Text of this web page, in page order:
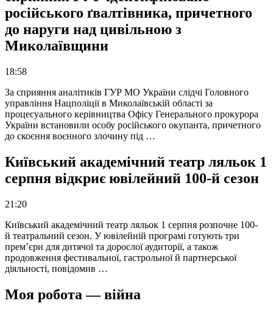
російського ґвалтівника, причетного
до наруги над цивільною з
Миколаївщини
18:58
За сприяння аналітиків ГУР МО України слідчі Головного
управління Нацполіції в Миколаївській області за
процесуального керівництва Офісу Генерального прокурора
України встановили особу російського окупанта, причетного
до скоєння воєнного злочину під …
Київський академічний театр ляльок 1
серпня відкриє ювілейний 100-й сезон
21:20
Київський академічний театр ляльок 1 серпня розпочне 100-
й театральний сезон. У ювілейній програмі готують три
прем’єри для дитячої та дорослої аудиторії, а також
продовження фестивальної, гастрольної й партнерської
діяльності, повідомив …
Моя робота — війна